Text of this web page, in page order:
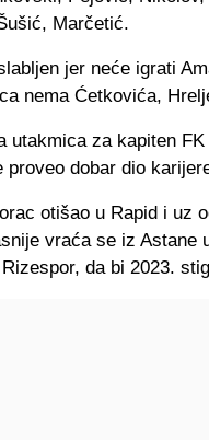
Marčetić.
jer neće igrati
nema Ćetkovića,
utakmica za kapiten
dobar dio
otišao u Rapid i uz
vraća se iz Astane
da bi 2023.